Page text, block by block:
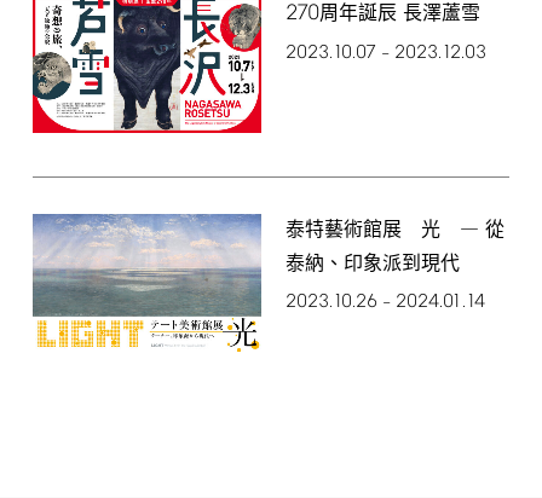
270周年誕辰 長澤蘆雪
2023.10.07 – 2023.12.03
泰特藝術館展 光 ― 從
泰納、印象派到現代
2023.10.26– 2024.01.14